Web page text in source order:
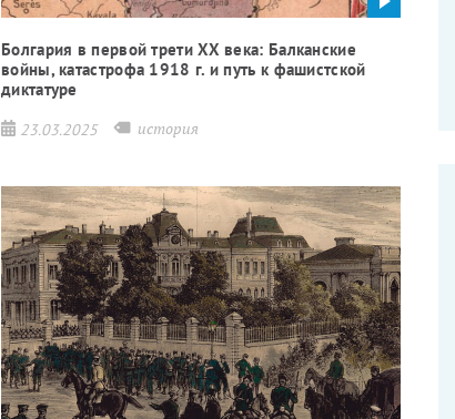
Болгария в первой трети XX века: Балканские
войны, катастрофа 1918 г. и путь к фашистской
диктатуре
23.03.2025 история